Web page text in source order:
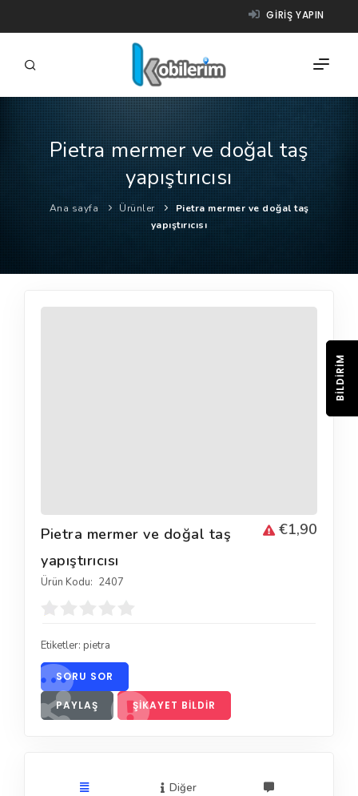
GIRIŞ YAPIN
FIRMALAR
ÜRÜNLER
NASIL ÇALIŞIR?
YARDIM
Pietra mermer ve doğal taş
yapıştırıcısı
Ana sayfa Ürünler
Pietra mermer ve doğal taş
yapıştırıcısı
€1,90
Pietra mermer ve doğal taş
yapıştırıcısı
Ürün Kodu: 2407
Etiketler: pietra
SORU SOR
PAYLAŞ ŞIKAYET BILDIR
Diğer
BILDIRIM